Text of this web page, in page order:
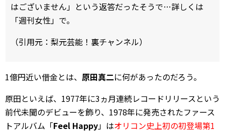
はございません」という返答だったそうで…詳しくは
「週刊女性」で。
（引用元：梨元芸能！裏チャンネル）
1億円近い借金とは、 原田真二に何があったのだろう。
原田といえば、1977年に3ヵ月連続レコードリリースという
前代未聞のデビューを飾り、1978年に発売されたファース
トアルバム「Feel Happy」はオリコン史上初の初登場第1